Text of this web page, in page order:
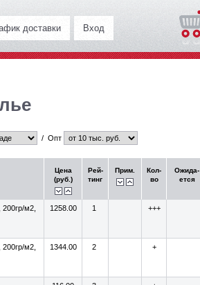
доставки Вход
/ Опт
Цена
(руб.)
Рей-
тинг
Прим.
Кол-
во
Ожида-
ется
м2,
1258.00 1 +++
м2,
1344.00 2 +